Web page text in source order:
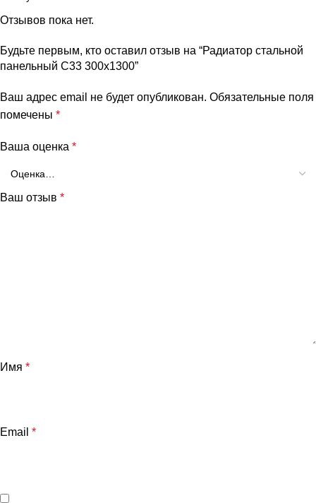
Отзывов пока нет.
Будьте первым, кто оставил отзыв на “Радиатор стальной
панельный C33 300х1300”
Ваш адрес email не будет опубликован. Обязательные поля
помечены *
Ваша оценка *
Ваш отзыв *
Имя *
Email *